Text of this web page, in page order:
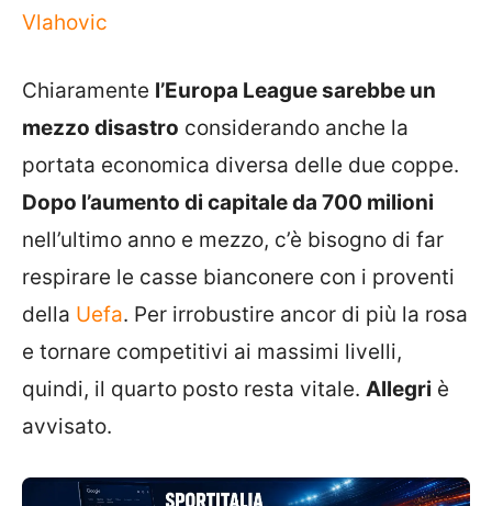
Vlahovic
Chiaramente l’Europa League sarebbe un
mezzo disastro considerando anche la
portata economica diversa delle due coppe.
Dopo l’aumento di capitale da 700 milioni
nell’ultimo anno e mezzo, c’è bisogno di far
respirare le casse bianconere con i proventi
della Uefa. Per irrobustire ancor di più la rosa
e tornare competitivi ai massimi livelli,
quindi, il quarto posto resta vitale. Allegri è
avvisato.